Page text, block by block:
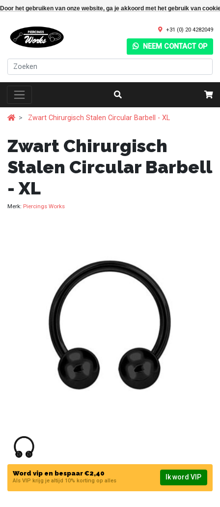
Door het gebruiken van onze website, ga je akkoord met het gebruik van
+31 (0) 20 4282049
NEEM CONTACT OP
Zwart Chirurgisch Stalen Circular Barbell - XL
Zwart Chirurgisch
Stalen Circular Barbell
- XL
Merk: Piercings Works
Word vip en bespaar €2,40
Als VIP krijg je altijd 10% korting op alles Ik word VIP